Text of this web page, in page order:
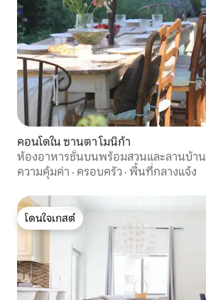
คอนโดใน ซานตา โมนิก้า
ห้องอาหารชั้นบนพร้อมสวนและลานบ้าน
ความคุ้มค่า · ครอบครัว · พื้นที่กลางแจ้ง
โดนใจเกสต์
โดนใจเกสต์